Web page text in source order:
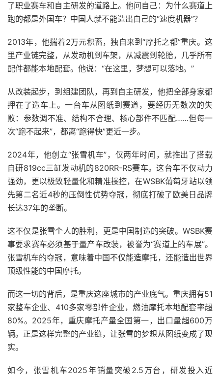
了职业赛车和自主研发的道路上。他问自己：为什么赛道上
跑的都是外国车？中国人就不能造出自己的“速度机器”？
2013年，他揣着2万元积蓄，独自来到“摩托之都”重庆。这
里产业链完整，从发动机到车架，从减震到轮胎，几乎所有
配件都能本地配套。他说：“在这里，梦想可以落地。”
从改装起步，到组建团队，再到自主研发，他把全部身家都
押在了造车上。一台车从图纸到赛道，要经历无数次的失
败：参数调不准、结构不合理、核心部件不匹配……但每一
次“跑不起来”，都离“跑得快”更近一步。
2024年，他创立“张雪机车”，仅两年时间，就推出了搭载
自研819cc三缸发动机的820RR-RS赛车。这台车不仅动力
强劲，更以极致轻量化和精准操控，在WSBK葡萄牙站以领
先第二名近4秒的压倒性优势夺冠，彻底打破了欧美日品牌
长达37年的垄断。
这不仅是张雪个人的胜利，更是中国制造的突破。WSBK赛
事要求赛车必须基于量产车改装，被誉为“赛道上的车展”。
张雪机车的夺冠，意味着中国不仅能造摩托，还能造出世界
顶级性能的中国摩托。
而这一切的背后，是重庆这座城市的产业底气。重庆拥有51
家整车企业、410多家零部件企业，燃油摩托本地配套率超
80%。2025年，重庆摩托产量全国第一，出口量超600万
辆。正是这样完整的产业链，让张雪的梦想从图纸变成了现
实。
如今，张雪机车2025年销量突破2.5万台，研发投入近